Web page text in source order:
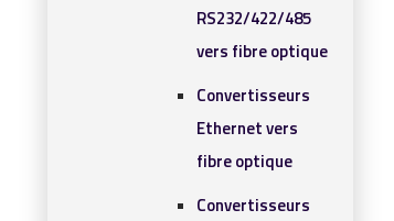
RS232/422/485
vers fibre optique
Convertisseurs
Ethernet vers
fibre optique
Convertisseurs